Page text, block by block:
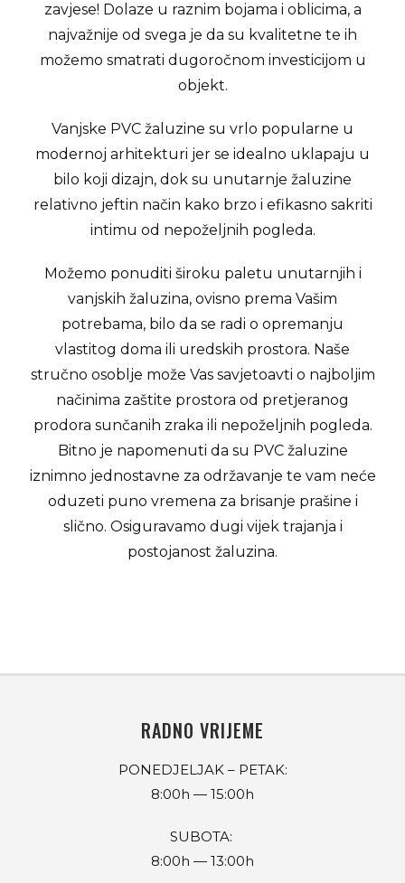
zavjese! Dolaze u raznim bojama i oblicima, a
najvažnije od svega je da su kvalitetne te ih
možemo smatrati dugoročnom investicijom u
objekt.
Vanjske PVC žaluzine su vrlo popularne u
modernoj arhitekturi jer se idealno uklapaju u
bilo koji dizajn, dok su unutarnje žaluzine
relativno jeftin način kako brzo i efikasno sakriti
intimu od nepoželjnih pogleda.
Možemo ponuditi široku paletu unutarnjih i
vanjskih žaluzina, ovisno prema Vašim
potrebama, bilo da se radi o opremanju
vlastitog doma ili uredskih prostora. Naše
stručno osoblje može Vas savjetoavti o najboljim
načinima zaštite prostora od pretjeranog
prodora sunčanih zraka ili nepoželjnih pogleda.
Bitno je napomenuti da su PVC žaluzine
iznimno jednostavne za održavanje te vam neće
oduzeti puno vremena za brisanje prašine i
slično. Osiguravamo dugi vijek trajanja i
postojanost žaluzina.
RADNO VRIJEME
PONEDJELJAK – PETAK:
8:00h — 15:00h
SUBOTA:
8:00h — 13:00h